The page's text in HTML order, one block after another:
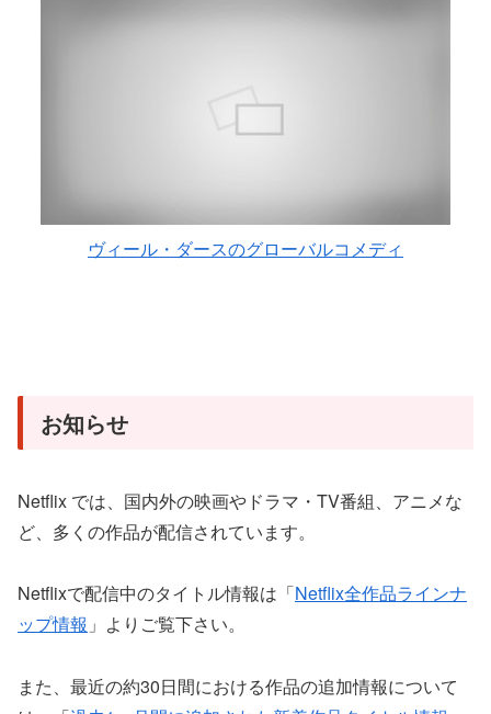
ヴィール・ダースのグローバルコメディ
お知らせ
Netflix では、国内外の映画やドラマ・TV番組、アニメな
ど、多くの作品が配信されています。
Netflixで配信中のタイトル情報は「Netflix全作品ラインナ
ップ情報 」よりご覧下さい。
また、最近の約30日間における作品の追加情報について